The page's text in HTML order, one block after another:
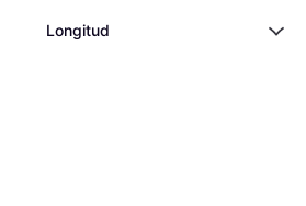
Longitud